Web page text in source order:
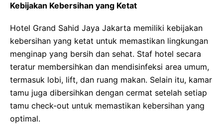
Kebijakan Kebersihan yang Ketat
Hotel Grand Sahid Jaya Jakarta memiliki kebijakan
kebersihan yang ketat untuk memastikan lingkungan
menginap yang bersih dan sehat. Staf hotel secara
teratur membersihkan dan mendisinfeksi area umum,
termasuk lobi, lift, dan ruang makan. Selain itu, kamar
tamu juga dibersihkan dengan cermat setelah setiap
tamu check-out untuk memastikan kebersihan yang
optimal.